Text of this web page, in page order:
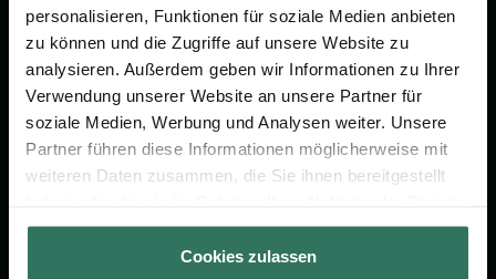
personalisieren, Funktionen für soziale Medien anbieten
zu können und die Zugriffe auf unsere Website zu
analysieren. Außerdem geben wir Informationen zu Ihrer
Verwendung unserer Website an unsere Partner für
soziale Medien, Werbung und Analysen weiter. Unsere
Partner führen diese Informationen möglicherweise mit
weiteren Daten zusammen, die Sie ihnen bereitgestellt
gesammelt haben.
Cookies zulassen
FÜR SIE
Vergleich
Ratgeber
Verzeichnis
FÜR BESTATTER
Online-Portal
Kostenlos registrieren